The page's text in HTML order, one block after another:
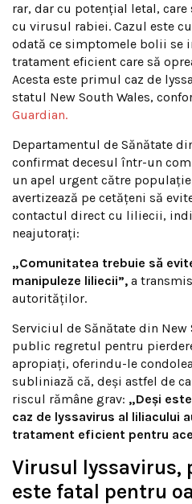
rar, dar cu potențial letal,
cu virusul rabiei. Cazul este
odată ce simptomele bolii se
tratament eficient care să
Acesta este primul caz de
statul New South Wales,
Guardian.
Departamentul de Sănătate
confirmat decesul într-un
un apel urgent către
avertizează pe cetățeni să
contactul direct cu liliecii,
neajutorați:
„Comunitatea trebuie să
manipuleze liliecii”, a
autorităților.
Serviciul de Sănătate din
public regretul pentru
apropiați, oferindu-le
subliniază că, deși astfel de
riscul rămâne grav: „Deși
caz de lyssavirus al liliacului
tratament eficient pentru
Virusul lyssavirus,
este fatal pentru